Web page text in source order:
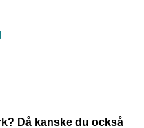
Då kanske du också